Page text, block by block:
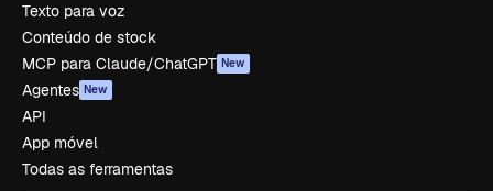
Texto para voz
Conteúdo de stock
MCP para Claude/ChatGPT New
Agentes New
API
App móvel
Todas as ferramentas